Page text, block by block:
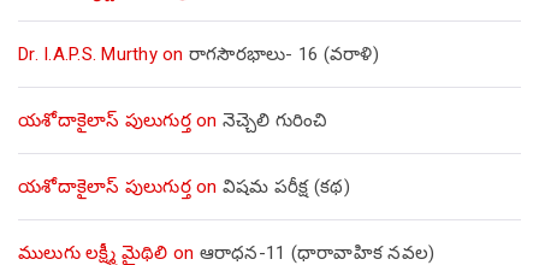
Dr. I.A.P.S. Murthyon రాగసౌరభాలు- 16 (వరాళి)
యశోదాకైలాస్ పులుగుర్తon నెచ్చెలి గురించి
యశోదాకైలాస్ పులుగుర్తon విషమ పరీక్ష (క‌థ‌)
ములుగు లక్ష్మీ మైథిలి on ఆరాధన-11 (ధారావాహిక నవల)